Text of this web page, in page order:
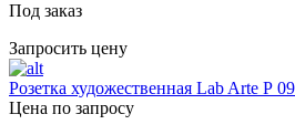
Под заказ
Запросить цену
Розетка художественная Lab Arte Р
Цена по запросу